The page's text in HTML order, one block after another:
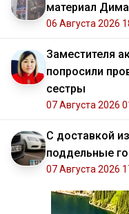
материал
06 Августа 2026
Заместителя
попросили
сестры
07 Августа 2026
С доставкой
поддельные
07 Августа 2026